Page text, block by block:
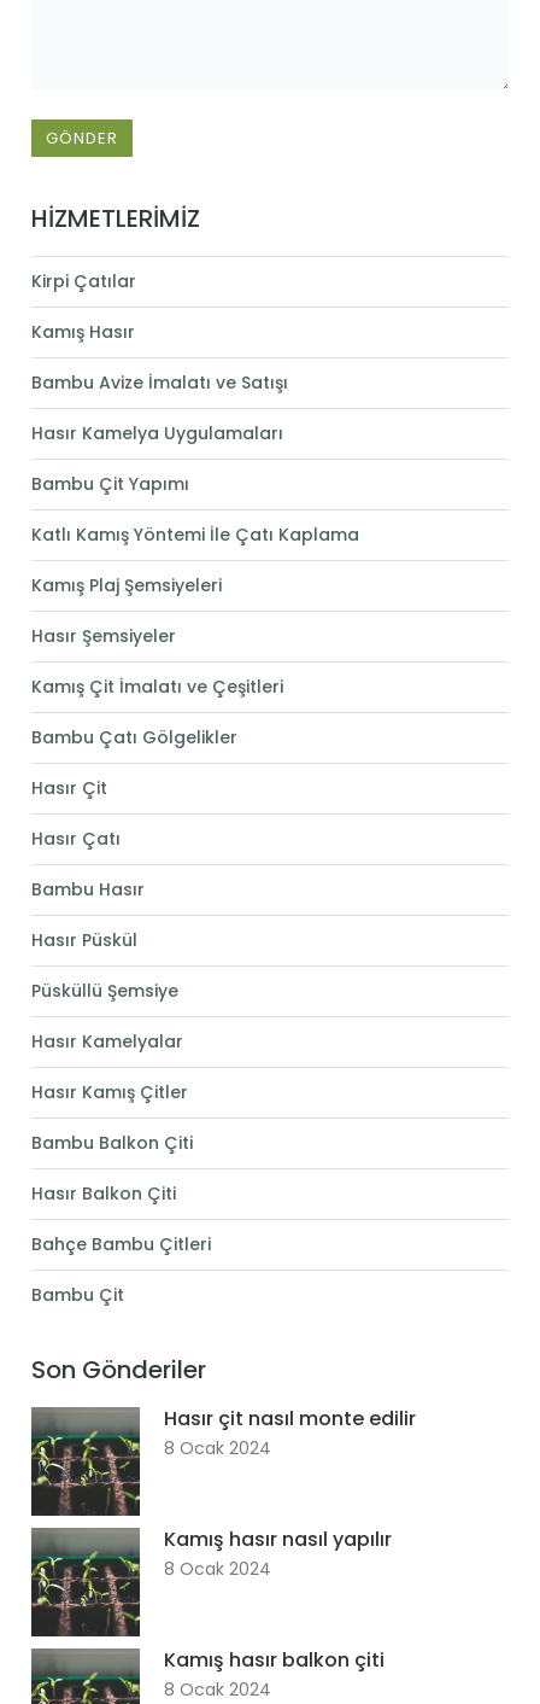
GÖNDER
HİZMETLERİMİZ
Kirpi Çatılar
Kamış Hasır
Bambu Avize İmalatı ve Satışı
Hasır Kamelya Uygulamaları
Bambu Çit Yapımı
Katlı Kamış Yöntemi İle Çatı Kaplama
Kamış Plaj Şemsiyeleri
Hasır Şemsiyeler
Kamış Çit İmalatı ve Çeşitleri
Bambu Çatı Gölgelikler
Hasır Çit
Hasır Çatı
Bambu Hasır
Hasır Püskül
Püsküllü Şemsiye
Hasır Kamelyalar
Hasır Kamış Çitler
Bambu Balkon Çiti
Hasır Balkon Çiti
Bahçe Bambu Çitleri
Bambu Çit
Son Gönderiler
Hasır çit nasıl monte edilir
8 Ocak 2024
Kamış hasır nasıl yapılır
8 Ocak 2024
Kamış hasır balkon çiti
8 Ocak 2024